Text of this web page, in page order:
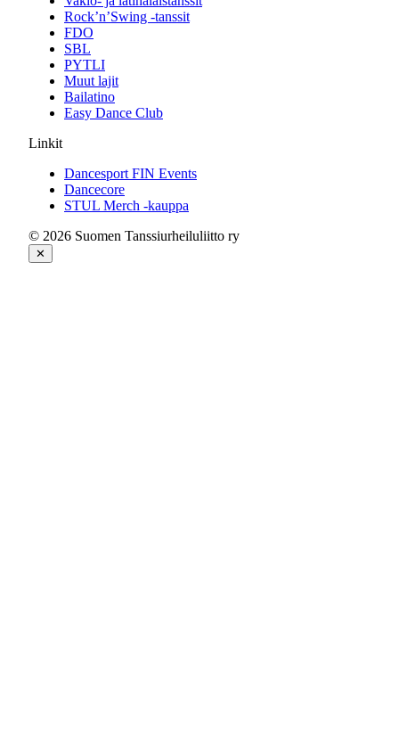
Rock’n’Swing -tanssit
FDO
SBL
PYTLI
Muut lajit
Bailatino
Easy Dance Club
Linkit
Dancesport FIN Events
Dancecore
STUL Merch -kauppa
© 2026 Suomen Tanssiurheiluliitto ry
✕